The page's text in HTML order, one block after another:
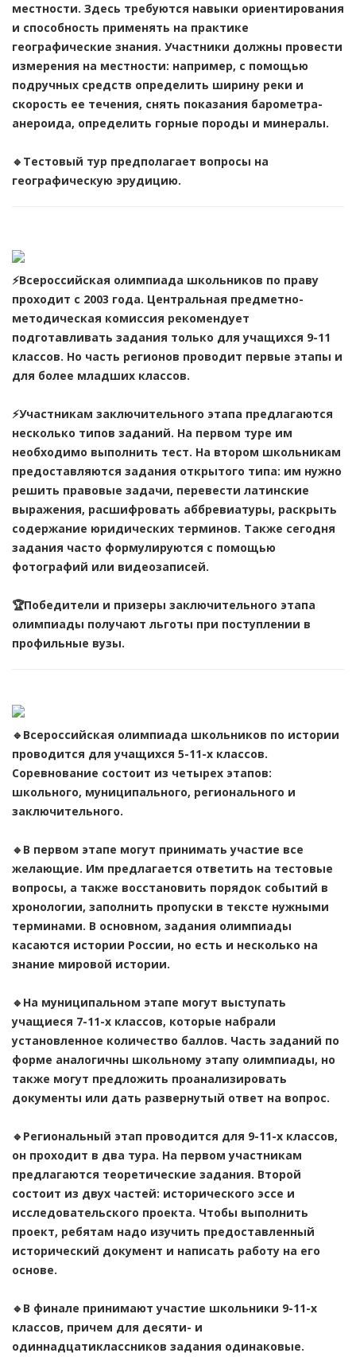
местности. Здесь требуются навыки ориентирования
и способность применять на практике
географические знания. Участники должны провести
измерения на местности: например, с помощью
подручных средств определить ширину реки и
скорость ее течения, снять показания барометра-
анероида, определить горные породы и минералы.
🔹Тестовый тур предполагает вопросы на
географическую эрудицию.
⚡Всероссийская олимпиада школьников по праву
проходит с 2003 года. Центральная предметно-
методическая комиссия рекомендует
подготавливать задания только для учащихся 9-11
классов. Но часть регионов проводит первые этапы и
для более младших классов.
⚡Участникам заключительного этапа предлагаются
несколько типов заданий. На первом туре им
необходимо выполнить тест. На втором школьникам
предоставляются задания открытого типа: им нужно
решить правовые задачи, перевести латинские
выражения, расшифровать аббревиатуры, раскрыть
содержание юридических терминов. Также сегодня
задания часто формулируются с помощью
фотографий или видеозаписей.
🏆Победители и призеры заключительного этапа
олимпиады получают льготы при поступлении в
профильные вузы.
🔹Всероссийская олимпиада школьников по истории
проводится для учащихся 5-11-х классов.
Соревнование состоит из четырех этапов:
школьного, муниципального, регионального и
заключительного.
🔹В первом этапе могут принимать участие все
желающие. Им предлагается ответить на тестовые
вопросы, а также восстановить порядок событий в
хронологии, заполнить пропуски в тексте нужными
терминами. В основном, задания олимпиады
касаются истории России, но есть и несколько на
знание мировой истории.
🔹На муниципальном этапе могут выступать
учащиеся 7-11-х классов, которые набрали
установленное количество баллов. Часть заданий по
форме аналогичны школьному этапу олимпиады, но
также могут предложить проанализировать
документы или дать развернутый ответ на вопрос.
🔹Региональный этап проводится для 9-11-х классов,
он проходит в два тура. На первом участникам
предлагаются теоретические задания. Второй
состоит из двух частей: исторического эссе и
исследовательского проекта. Чтобы выполнить
проект, ребятам надо изучить предоставленный
исторический документ и написать работу на его
основе.
🔹В финале принимают участие школьники 9-11-х
классов, причем для десяти- и
одиннадцатиклассников задания одинаковые.